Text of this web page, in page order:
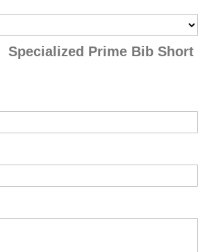
Specialized Prime Bib Short